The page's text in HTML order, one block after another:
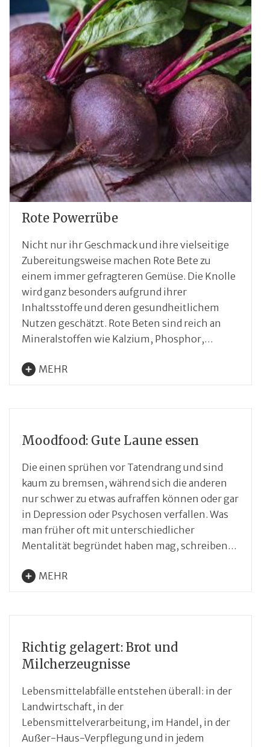
Rote Powerrübe
Nicht nur ihr Geschmack und ihre vielseitige
Zubereitungsweise machen Rote Bete zu
einem immer gefragteren Gemüse. Die Knolle
wird ganz besonders aufgrund ihrer
Inhaltsstoffe und deren gesundheitlichem
Nutzen geschätzt. Rote Beten sind reich an
Mineralstoffen wie Kalzium, Phosphor,…
MEHR
Moodfood: Gute Laune essen
Die einen sprühen vor Tatendrang und sind
kaum zu bremsen, während sich die anderen
nur schwer zu etwas aufraffen können oder gar
in Depression oder Psychosen verfallen. Was
man früher oft mit unterschiedlicher
Mentalität begründet haben mag, schreiben…
MEHR
Richtig gelagert: Brot und
Milcherzeugnisse
Lebensmittelabfälle entstehen überall: in der
Landwirtschaft, in der
Lebensmittelverarbeitung, im Handel, in der
Außer-Haus-Verpflegung und in jedem